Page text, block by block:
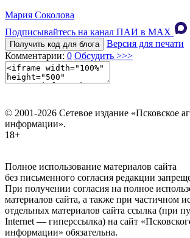
Мария Соколова
Подписывайтесь на канал ПАИ в MAХ
Получить код для блога
Версия для печати
Комментарии: 0 Обсудить >>>
© 2001-2026 Сетевое издание «Псковское
информации».
18+
Полное использование материалов сайта
без письменного согласия редакции
При получении согласия на полное
материалов сайта, а также при частичном
отдельных материалов сайта ссылка (при
Internet — гиперссылка) на сайт
информации» обязательна.